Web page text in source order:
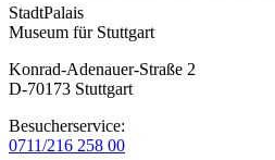
StadtPalais
Museum für Stuttgart
Konrad-Adenauer-Straße 2
D-70173 Stuttgart
Besucherservice:
0711/216 258 00